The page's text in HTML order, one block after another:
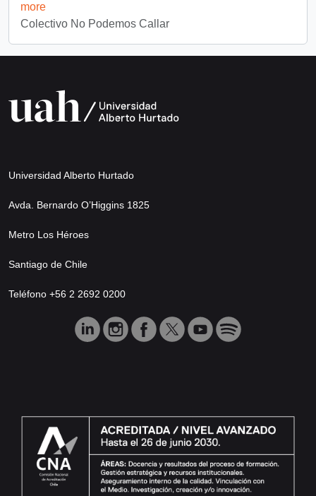
more
Colectivo No Podemos Callar
Universidad Alberto Hurtado
Avda. Bernardo O’Higgins 1825
Metro Los Héroes
Santiago de Chile
Teléfono +56 2 2692 0200